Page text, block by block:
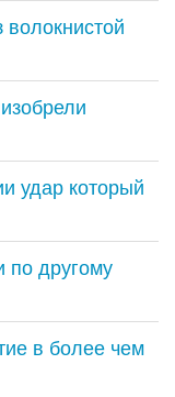
удар который
по другому
в более чем